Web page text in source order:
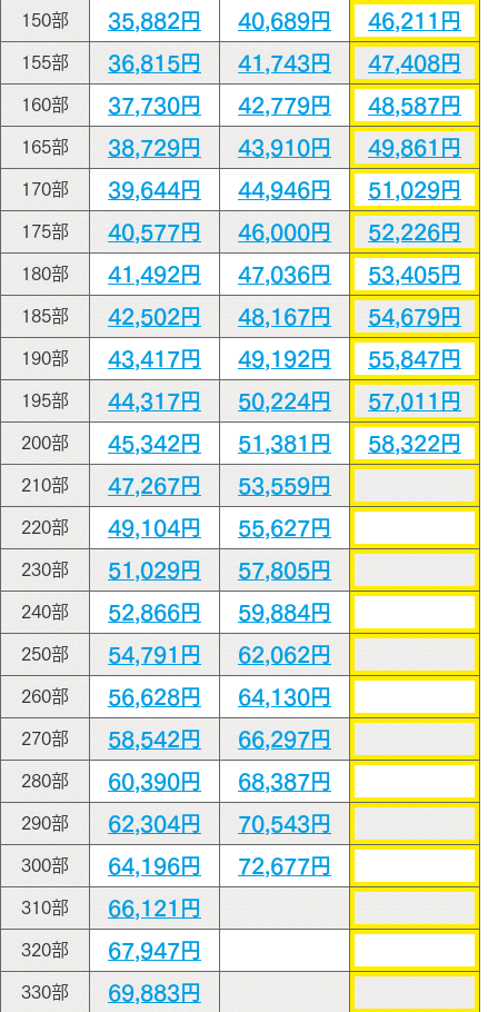
150部 35,882円 40,689円 46,211円
155部 36,815円 41,743円 47,408円
160部 37,730円 42,779円 48,587円
165部 38,729円 43,910円 49,861円
170部 39,644円 44,946円 51,029円
175部 40,577円 46,000円 52,226円
180部 41,492円 47,036円 53,405円
185部 42,502円 48,167円 54,679円
190部 43,417円 49,192円 55,847円
195部 44,317円 50,224円 57,011円
200部 45,342円 51,381円 58,322円
210部 47,267円 53,559円
220部 49,104円 55,627円
230部 51,029円 57,805円
240部 52,866円 59,884円
250部 54,791円 62,062円
260部 56,628円 64,130円
270部 58,542円 66,297円
280部 60,390円 68,387円
290部 62,304円 70,543円
300部 64,196円 72,677円
310部 66,121円
320部 67,947円
330部 69,883円